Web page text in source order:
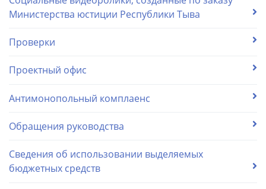
Министерства юстиции Республики Тыва
Проверки
Проектный офис
Антимонопольный комплаенс
Обращения руководства
Сведения об использовании выделяемых
бюджетных средств